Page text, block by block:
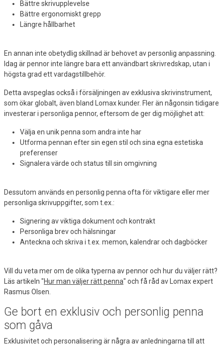
Bättre skrivupplevelse
Bättre ergonomiskt grepp
Längre hållbarhet
En annan inte obetydlig skillnad är behovet av personlig anpassning.
Idag är pennor inte längre bara ett användbart skrivredskap, utan i
högsta grad ett vardagstillbehör.
Detta avspeglas också i försäljningen av exklusiva skrivinstrument,
som ökar globalt, även bland Lomax kunder. Fler än någonsin tidigare
investerar i personliga pennor, eftersom de ger dig möjlighet att:
Välja en unik penna som andra inte har
Utforma pennan efter sin egen stil och sina egna estetiska
preferenser
Signalera värde och status till sin omgivning
Dessutom används en personlig penna ofta för viktigare eller mer
personliga skrivuppgifter, som t.ex.:
Signering av viktiga dokument och kontrakt
Personliga brev och hälsningar
Anteckna och skriva i t.ex. memon, kalendrar och dagböcker
Vill du veta mer om de olika typerna av pennor och hur du väljer rätt?
Läs artikeln "Hur man väljer rätt penna" och få råd av Lomax expert
Rasmus Olsen.
Ge bort en exklusiv och personlig penna
som gåva
Exklusivitet och personalisering är några av anledningarna till att